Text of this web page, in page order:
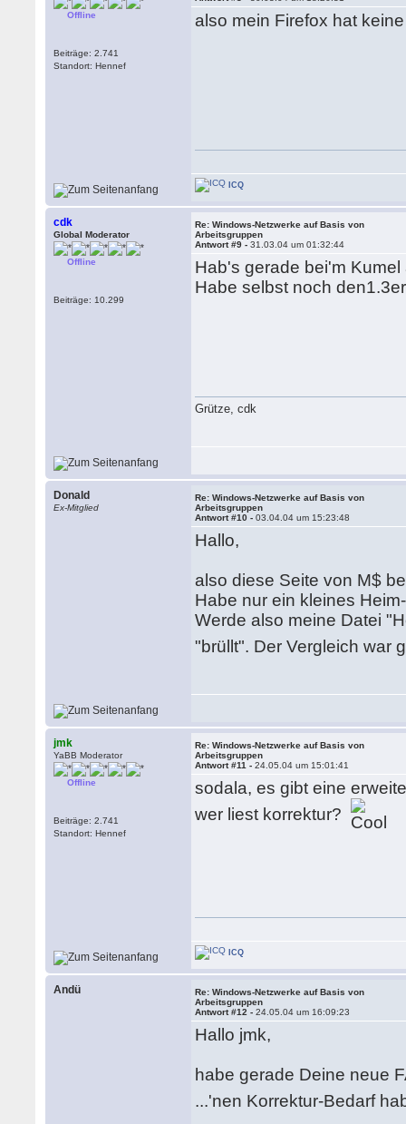
Offline
Beiträge: 2.741
Standort: Hennef
also mein Firefox hat
ICQ
cdk
Global Moderator
Offline
Beiträge: 10.299
Re: Windows-Netzwerke auf Basis von
Arbeitsgruppen
Antwort #9 -31.03.04 um 01:32:44
Hab's gerade bei'm
Habe selbst noch
Grütze, cdk
Donald
Ex-Mitglied
Re: Windows-Netzwerke auf Basis von
Arbeitsgruppen
Antwort #10 -03.04.04 um 15:23:48
Hallo,
also diese Seite von M$
Habe nur ein kleines
Werde also meine Datei
"brüllt". Der Vergleich war
jmk
YaBB Moderator
Offline
Beiträge: 2.741
Standort: Hennef
Re: Windows-Netzwerke auf Basis von
Arbeitsgruppen
Antwort #11 -24.05.04 um 15:01:41
sodala, es gibt eine
wer liest korrektur?
ICQ
Andü
Re: Windows-Netzwerke auf Basis von
Arbeitsgruppen
Antwort #12 -24.05.04 um 16:09:23
Hallo jmk,
habe gerade Deine neue
...'nen Korrektur-Bedarf